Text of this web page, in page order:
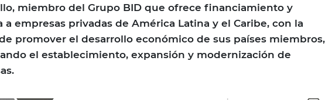
miembro del Grupo BID que ofrece financiamiento y
a empresas privadas de América Latina y el Caribe, con la
promover el desarrollo económico de sus países miembros,
el establecimiento, expansión y modernización de